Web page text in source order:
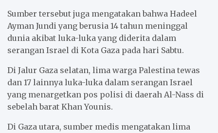
Sumber tersebut juga mengatakan bahwa Hadeel
Ayman Jundi yang berusia 14 tahun meninggal
dunia akibat luka-luka yang diderita dalam
serangan Israel di Kota Gaza pada hari Sabtu.
Di Jalur Gaza selatan, lima warga Palestina tewas
dan 17 lainnya luka-luka dalam serangan Israel
yang menargetkan pos polisi di daerah Al-Nass di
sebelah barat Khan Younis.
Di Gaza utara, sumber medis mengatakan lima